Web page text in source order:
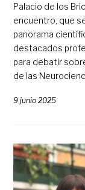
Palacio de los
encuentro, que
panorama
destacados
para debatir
de las
9 junio 2025